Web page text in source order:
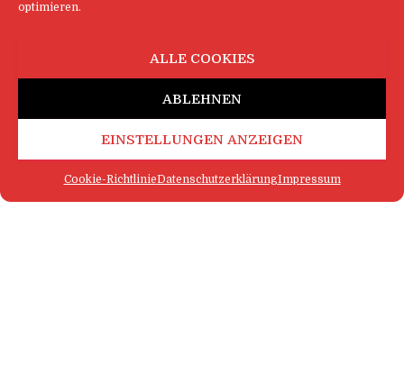
optimieren.
ALLE COOKIES
ABLEHNEN
EINSTELLUNGEN ANZEIGEN
Cookie-RichtlinieDatenschutzerklärungImpressum